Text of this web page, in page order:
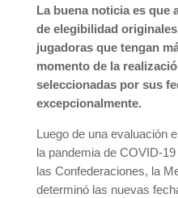
La buena noticia es que
de elegibilidad
jugadoras que tengan
momento de la
seleccionadas por sus
excepcionalmente.
Luego de una evaluación
la pandemia de COVID-
las Confederaciones, la
determinó las nuevas